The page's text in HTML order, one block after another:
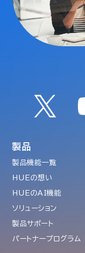
製品
製品機能一覧
HUEの想い
HUEのAI機能
ソリューション
製品サポート
パートナープログラム